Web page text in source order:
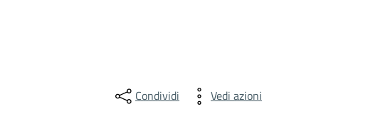
Condividi Vedi azioni